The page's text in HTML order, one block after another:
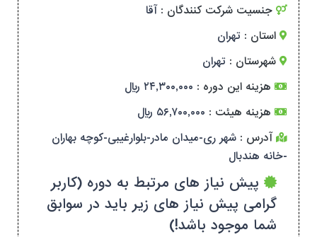
جنسیت شرکت کنندگان : آقا
استان : تهران
شهرستان : تهران
هزینه این دوره : ۲۴,۳۰۰,۰۰۰ ریال
هزینه هیئت : ۵۶,۷۰۰,۰۰۰ ریال
آدرس : شهر ری-میدان مادر-بلوارغیبی-کوچه بهاران
-خانه هندبال
پیش نیاز های مرتبط به دوره (کاربر
گرامی پیش نیاز های زیر باید در سوابق
شما موجود باشد!)